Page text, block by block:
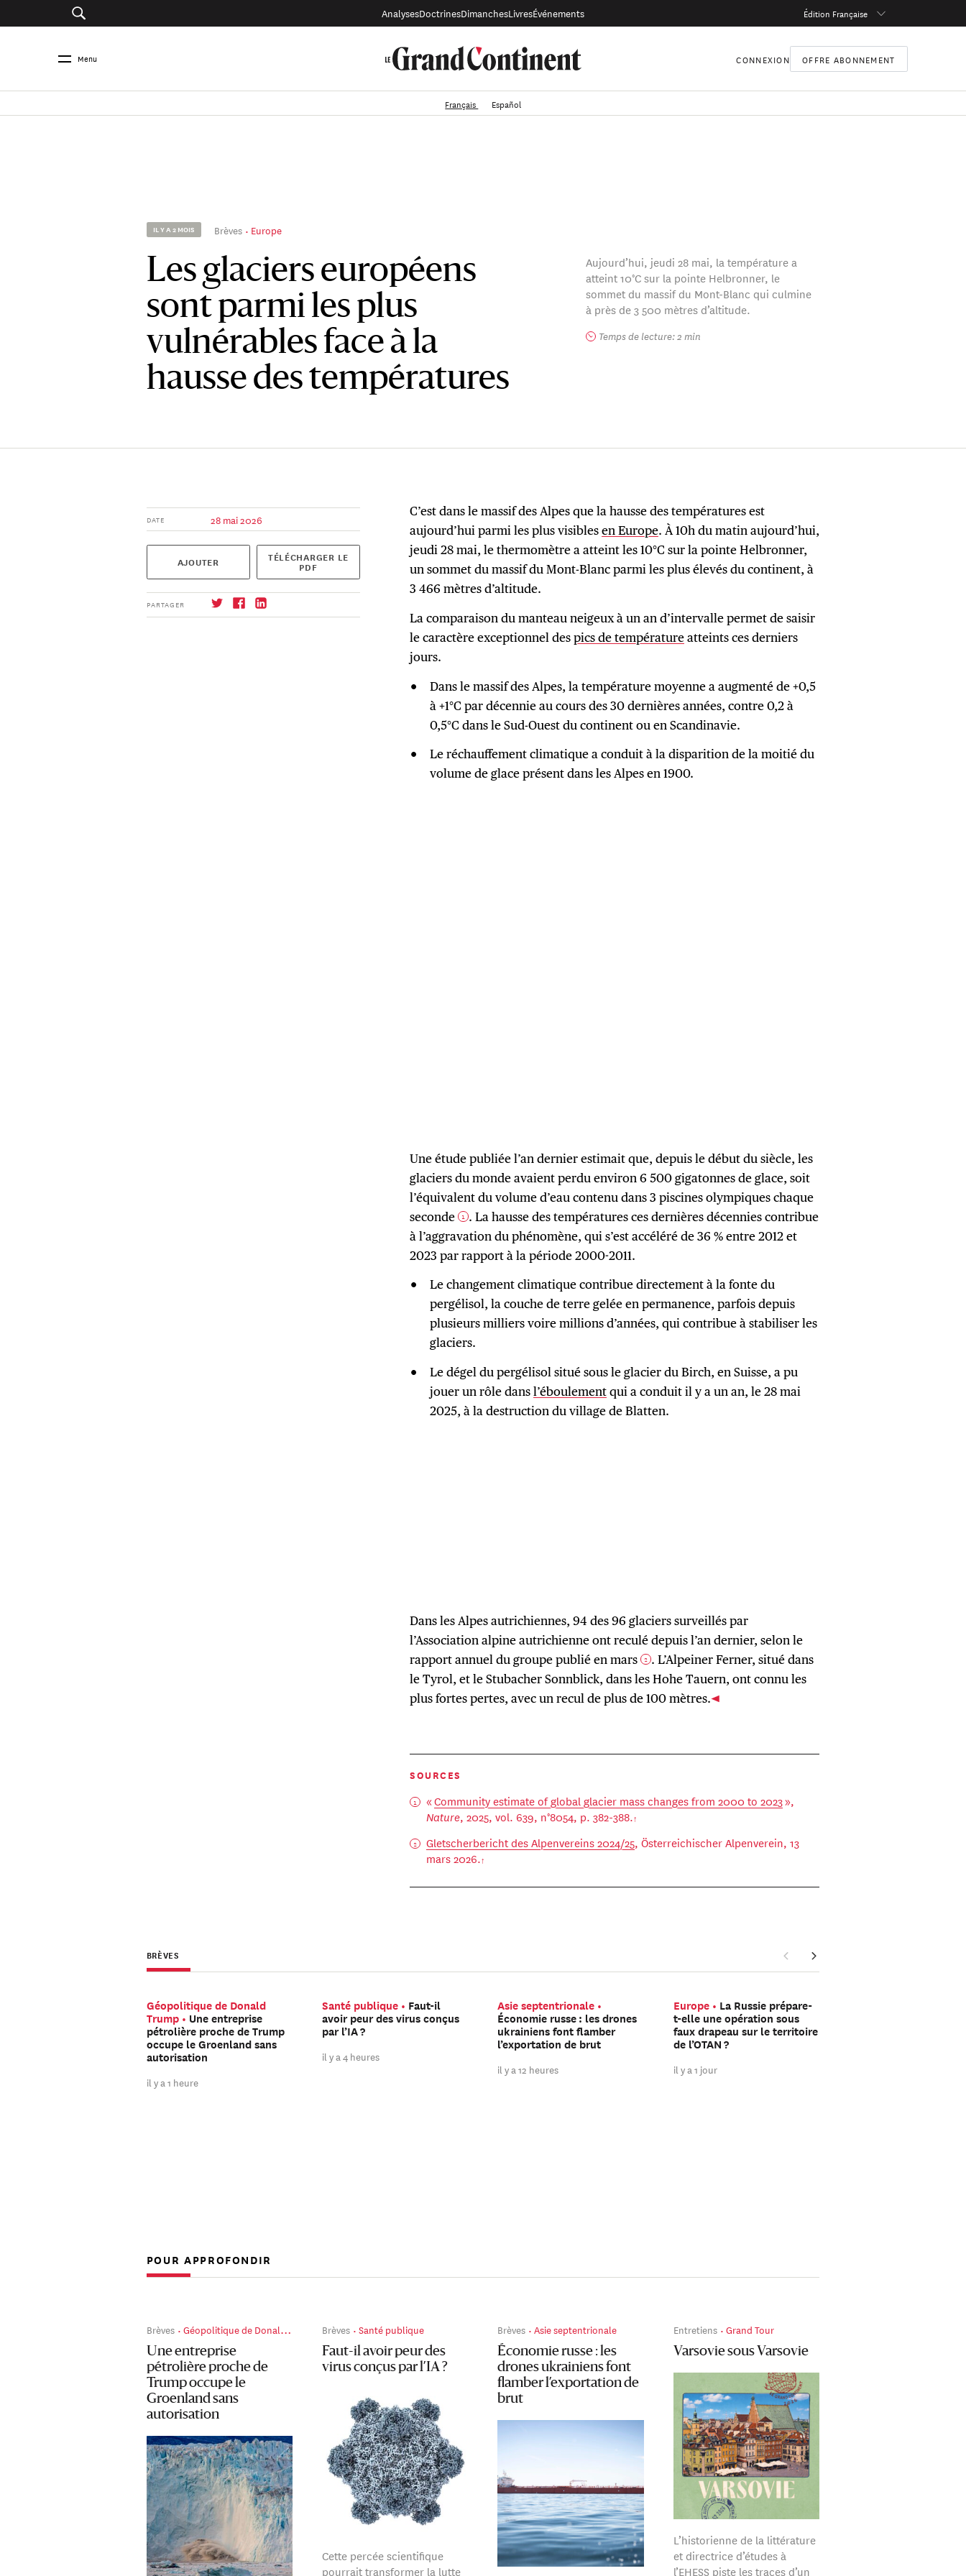
AnalysesDoctrinesDimanchesLivresÉvénements Édition Française
Menu CONNEXION OFFRE ABONNEMENT
Français Español
IL Y A 2 MOIS Brèves Europe
Les glaciers européens
sont parmi les plus
vulnérables face à la
hausse des températures
Aujourd’hui, jeudi 28 mai, la température a
atteint 10°C sur la pointe Helbronner, le
sommet du massif du Mont-Blanc qui culmine
à près de 3 500 mètres d’altitude.
Temps de lecture: 2 min
DATE 28 mai 2026
AJOUTER TÉLÉCHARGER LE
PDF
PARTAGER
C’est dans le massif des Alpes que la hausse des températures est
aujourd’hui parmi les plus visiblesen Europe. À 10h du matin aujourd’hui,
jeudi 28 mai, le thermomètre a atteint les 10°C sur la pointe Helbronner,
un sommet du massif du Mont-Blanc parmi les plus élevés du continent, à
3 466 mètres d’altitude.
La comparaison du manteau neigeux à un an d’intervalle permet de saisir
le caractère exceptionnel despics de températureatteints ces derniers
jours.
Dans le massif des Alpes, la température moyenne a augmenté de +0,5
à +1°C par décennie au cours des 30 dernières années, contre 0,2 à
0,5°C dans le Sud-Ouest du continent ou en Scandinavie.
Le réchauffement climatique a conduit à la disparition de la moitié du
volume de glace présent dans les Alpes en 1900.
Une étude publiée l’an dernier estimait que, depuis le début du siècle, les
glaciers du monde avaient perdu environ 6 500 gigatonnes de glace, soit
l’équivalent du volume d’eau contenu dans 3 piscines olympiques chaque
seconde 1 . La hausse des températures ces dernières décennies contribue
à l’aggravation du phénomène, qui s’est accéléré de 36 % entre 2012 et
2023 par rapport à la période 2000-2011.
Le changement climatique contribue directement à la fonte du
pergélisol, la couche de terre gelée en permanence, parfois depuis
plusieurs milliers voire millions d’années, qui contribue à stabiliser les
glaciers.
Le dégel du pergélisol situé sous le glacier du Birch, en Suisse, a pu
jouer un rôle dansl’éboulementqui a conduit il y a un an, le 28 mai
2025, à la destruction du village de Blatten.
Dans les Alpes autrichiennes, 94 des 96 glaciers surveillés par
l’Association alpine autrichienne ont reculé depuis l’an dernier, selon le
rapport annuel du groupe publié en mars 2 . L’Alpeiner Ferner, situé dans
le Tyrol, et le Stubacher Sonnblick, dans les Hohe Tauern, ont connu les
plus fortes pertes, avec un recul de plus de 100 mètres.
SOURCES
«Community estimate of global glacier mass changes from 2000 to 2023»,
Nature, 2025, vol. 639, n°8054, p. 382-388.
Gletscherbericht des Alpenvereins 2024/25, Österreichischer Alpenverein, 13
mars 2026.
BRÈVES
Géopolitique de Donald
Trump
Une entreprise
pétrolière proche de Trump
occupe le Groenland sans
autorisation
il y a 1 heure
Santé publique
Faut-il
avoir peur des virus conçus
par l’IA ?
il y a 4 heures
Asie septentrionale
Économie russe : les drones
ukrainiens font flamber
l’exportation de brut
il y a 12 heures
Europe
La Russie prépare-
t-elle une opération sous
faux drapeau sur le territoire
de l’OTAN ?
il y a 1 jour
POUR APPROFONDIR
Brèves Géopolitique de Donald Trump
Une entreprise
pétrolière proche de
Trump occupe le
Groenland sans
autorisation
Brèves Santé publique
Faut-il avoir peur des
virus conçus par l’IA ?
Cette percée scientifique
pourrait transformer la lutte
Brèves Asie septentrionale
Économie russe : les
drones ukrainiens font
flamber l’exportation de
brut
Entretiens Grand Tour
Varsovie sous Varsovie
L’historienne de la littérature
et directrice d’études à
l’EHESS piste les traces d’un